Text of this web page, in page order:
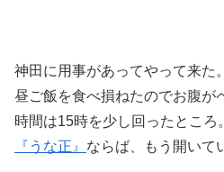
神田に用事があってやって来た。
昼ご飯を食べ損ねたのでお腹が
時間は15時を少し回ったところ。
『うな正』 ならば、もう開いて